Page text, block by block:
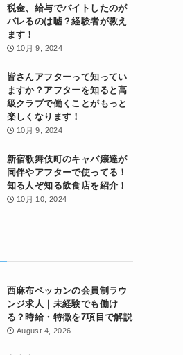
税金、給与でバイトしたのが
バレるのは嘘？経験者が教え
ます！
10月 9, 2024
皆さんアフターって知ってい
ますか？アフターを知ると高
級クラブで働くことがもっと
楽しくなります！
10月 9, 2024
新宿歌舞伎町のキャバ嬢達が
同伴やアフターで使ってる！
知る人ぞ知る飲食店を紹介！
10月 10, 2024
西麻布ベッカンの会員制ラウ
ンジ求人｜未経験でも働け
る？時給・特徴を7項目で解説
August 4, 2026